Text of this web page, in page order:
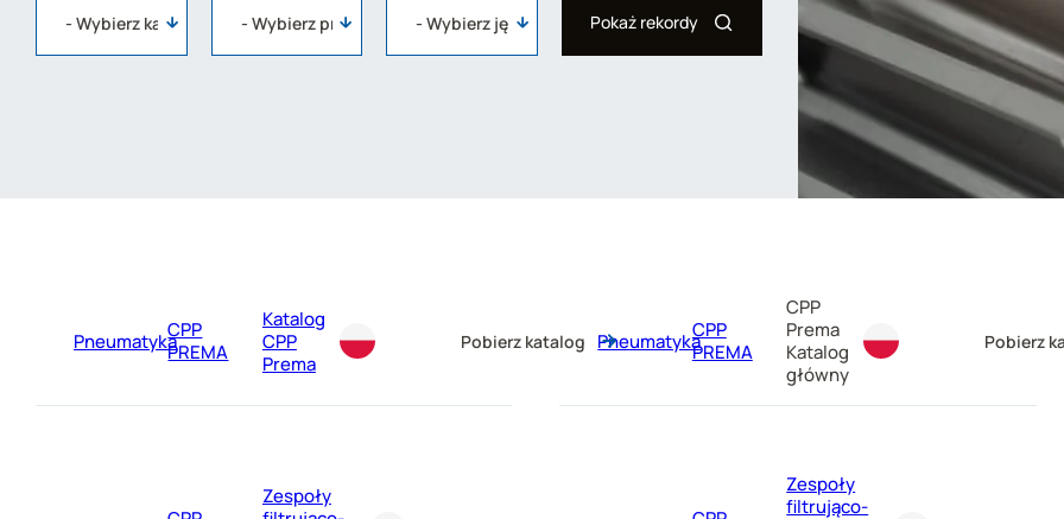
PneumatykaCPP
PREMA
Katalog
CPP
Prema
Pobierz katalog PneumatykaCPP
PREMA
CPP
Prema
Katalog
główny
Pobierz
Zespoły
Zespoły
filtrująco-